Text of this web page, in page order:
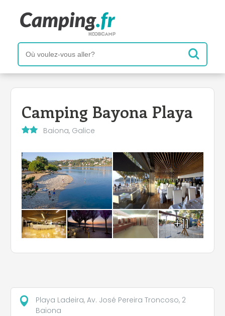
Camping Bayona Playa
Baiona, Galice
+11
Playa Ladeira, Av. José Pereira Troncoso, 2
Baiona